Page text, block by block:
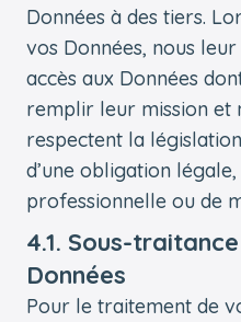
Données à des tiers.
vos Données, nous
accès aux Données
remplir leur mission et
respectent la
d’une obligation
professionnelle ou de
4.1. Sous-
Données
Pour le traitement de